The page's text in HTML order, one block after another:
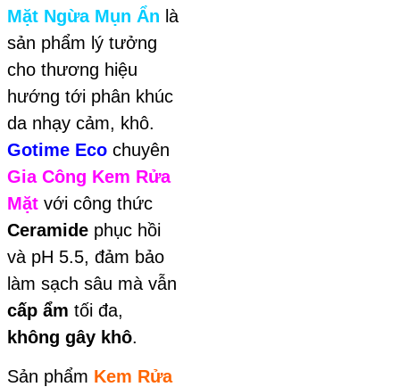
Mặt Ngừa Mụn Ẩn là
sản phẩm lý tưởng
cho thương hiệu
hướng tới phân khúc
da nhạy cảm, khô.
Gotime Eco chuyên
Gia Công Kem Rửa
Mặt với công thức
Ceramide phục hồi
và pH 5.5, đảm bảo
làm sạch sâu mà vẫn
cấp ẩm tối đa,
không gây khô.
Sản phẩm Kem Rửa